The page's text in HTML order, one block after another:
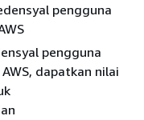
pengguna
pengguna
dapatkan nilai